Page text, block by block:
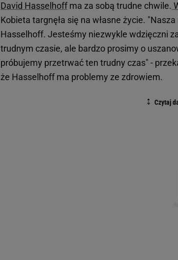
David Hasselhoffma za sobą trudne chwile.
Kobieta targnęła się na własne życie.
Hasselhoff. Jesteśmy niezwykle wdzięczni
trudnym czasie, ale bardzo prosimy o
próbujemy przetrwać ten trudny czas" -
że Hasselhoff ma problemy ze zdrowiem.